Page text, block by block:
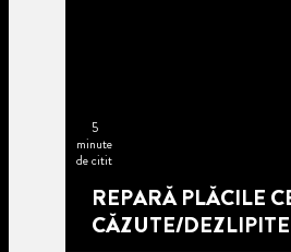
5
minute
de citit
REPARĂ PLĂCILE
CĂZUTE/DEZLIPITE